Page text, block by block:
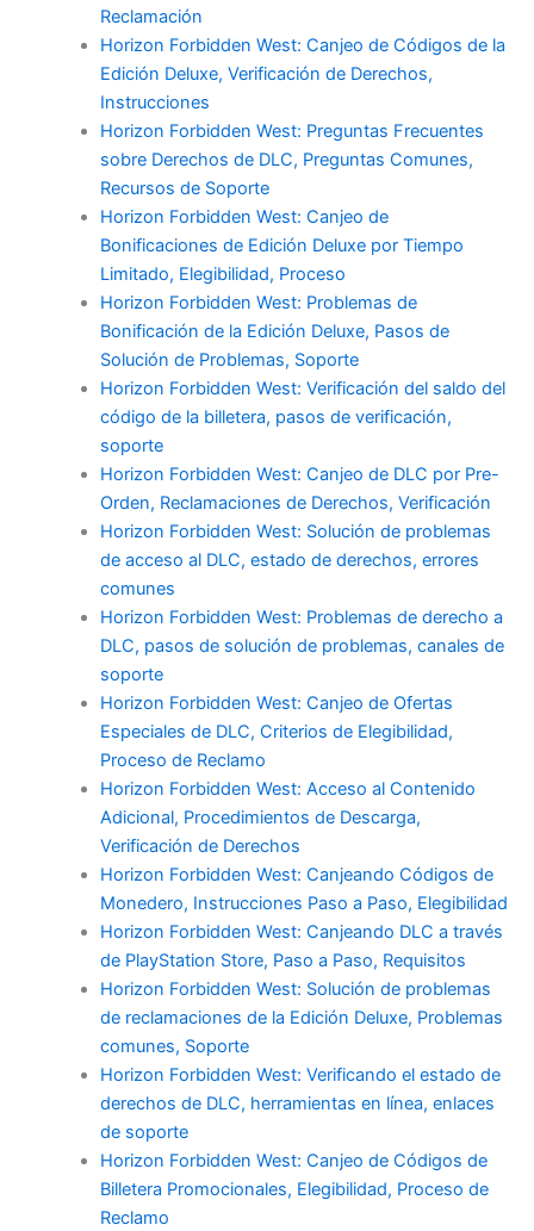
Reclamación
Horizon Forbidden West: Canjeo de Códigos de la
Edición Deluxe, Verificación de Derechos,
Instrucciones
Horizon Forbidden West: Preguntas Frecuentes
sobre Derechos de DLC, Preguntas Comunes,
Recursos de Soporte
Horizon Forbidden West: Canjeo de
Bonificaciones de Edición Deluxe por Tiempo
Limitado, Elegibilidad, Proceso
Horizon Forbidden West: Problemas de
Bonificación de la Edición Deluxe, Pasos de
Solución de Problemas, Soporte
Horizon Forbidden West: Verificación del saldo del
código de la billetera, pasos de verificación,
soporte
Horizon Forbidden West: Canjeo de DLC por Pre-
Orden, Reclamaciones de Derechos, Verificación
Horizon Forbidden West: Solución de problemas
de acceso al DLC, estado de derechos, errores
comunes
Horizon Forbidden West: Problemas de derecho a
DLC, pasos de solución de problemas, canales de
soporte
Horizon Forbidden West: Canjeo de Ofertas
Especiales de DLC, Criterios de Elegibilidad,
Proceso de Reclamo
Horizon Forbidden West: Acceso al Contenido
Adicional, Procedimientos de Descarga,
Verificación de Derechos
Horizon Forbidden West: Canjeando Códigos de
Monedero, Instrucciones Paso a Paso, Elegibilidad
Horizon Forbidden West: Canjeando DLC a través
de PlayStation Store, Paso a Paso, Requisitos
Horizon Forbidden West: Solución de problemas
de reclamaciones de la Edición Deluxe, Problemas
comunes, Soporte
Horizon Forbidden West: Verificando el estado de
derechos de DLC, herramientas en línea, enlaces
de soporte
Horizon Forbidden West: Canjeo de Códigos de
Billetera Promocionales, Elegibilidad, Proceso de
Reclamo